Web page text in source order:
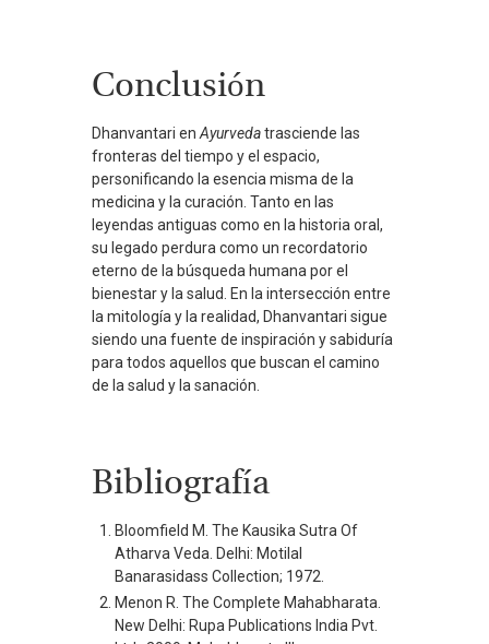
Conclusión
Dhanvantari en Ayurvedatrasciende las
fronteras del tiempo y el espacio,
personificando la esencia misma de la
medicina y la curación. Tanto en las
leyendas antiguas como en la historia oral,
su legado perdura como un recordatorio
eterno de la búsqueda humana por el
bienestar y la salud. En la intersección entre
la mitología y la realidad, Dhanvantari sigue
siendo una fuente de inspiración y sabiduría
para todos aquellos que buscan el camino
de la salud y la sanación.
Bibliografía
Bloomfield M. The Kausika Sutra Of
Atharva Veda. Delhi: Motilal
Banarasidass Collection; 1972.
Menon R. The Complete Mahabharata.
New Delhi: Rupa Publications India Pvt.